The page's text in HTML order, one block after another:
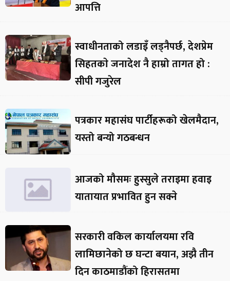
आपत्ति
स्वाधीनताको लडाइँ लड्नैपर्छ, देशप्रेम
सिहतकाे जनादेश नै हाम्रो तागत हो :
सीपी गजुरेल
पत्रकार महासंघ पार्टीहरूको खेलमैदान,
यस्तो बन्यो गठबन्धन
आजको मौसमः हुस्सुले तराइमा हवाइ
यातायात प्रभावित हुन सक्ने
सरकारी वकिल कार्यालयमा रवि
लामिछानेको छ घन्टा बयान, अझै तीन
दिन काठमाडौंको हिरासतमा